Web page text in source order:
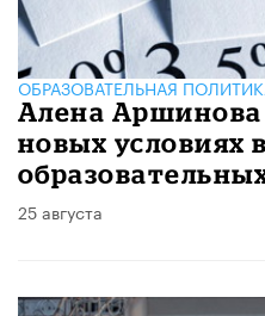
ОБРАЗОВАТЕЛЬНАЯ
Алена Аршинова
новых условиях
25 августа